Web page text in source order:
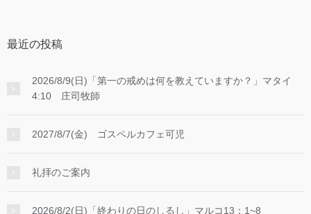
最近の投稿
2026/8/9(日)「第一の戒めは何を教えていますか？」マタイ
4:10 庄司牧師
2027/8/7(金) ゴスペルカフェ可児
礼拝のご案内
2026/8/2(日)「終わりの日のしるし」マルコ13：1~8